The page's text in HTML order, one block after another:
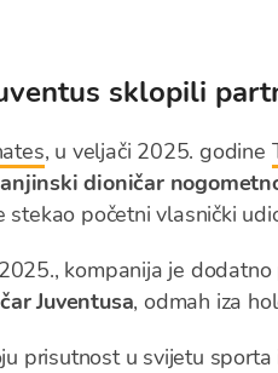
sklopili
, u veljači 2025. godine
dioničar
početni vlasnički
kompanija je
Juventusa, odmah iza
prisutnost u svijetu